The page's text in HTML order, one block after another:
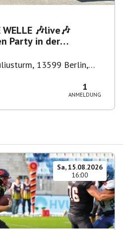
WELLE 🎶live🎶
Party in der
13599 Berlin,
1
ANMELDUNG
Sa, 15.08.2026
16:00